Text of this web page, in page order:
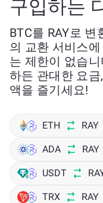
구입하는
BTC를 RAY로
의 교환 서비스
는 제한이 없습
하든 관대한 요
액을 즐기세요!
ETH RAY
ADA RAY
USDT
TRX RAY